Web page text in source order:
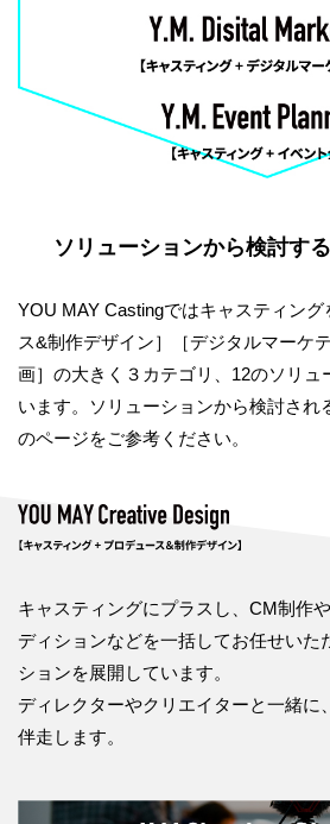
ソリューションから検討する
YOU MAY Castingではキャスティン
ス&制作デザイン］［デジタルマーケ
画］の大きく３カテゴリ、12のソリュ
います。ソリューションから検討され
のページをご参考ください。
キャスティングにプラスし、CM制作
ディションなどを一括してお任せいた
ションを展開しています。
ディレクターやクリエイターと一緒に
伴走します。